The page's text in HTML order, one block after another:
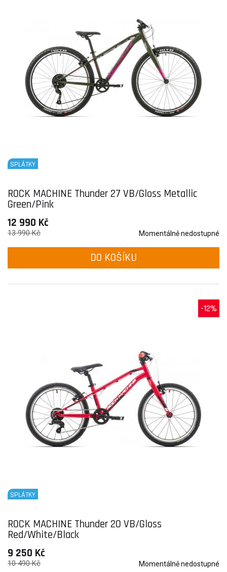
SPLÁTKY
ROCK MACHINE Thunder 27 VB/Gloss Metallic
Green/Pink
12 990 Kč
Momentálně nedostupné
13 990 Kč
DO KOŠÍKU
-12%
SPLÁTKY
ROCK MACHINE Thunder 20 VB/Gloss
Red/White/Black
9 250 Kč
Momentálně nedostupné
10 490 Kč